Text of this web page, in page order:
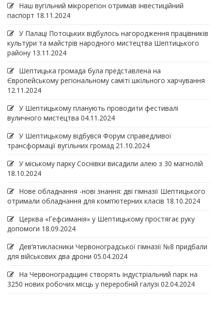
Наш вугільний мікрорегіон отримав інвеcтиційний
паспорт 18.11.2024
У Палаці Потоцьких відбулось нагородження працівників
культури та майстрів народного мистецтва Шептицького
району 13.11.2024
Шептицька громада була представлена на
Європейському регіональному саміті шкільного харчування
12.11.2024
У Шептицькому планують проводити фестивалі
вуличного мистецтва 04.11.2024
У Шептицькому відбувся Форум справедливої
трансформації вугільних громад 21.10.2024
У міському парку Соснівки висадили алею з 30 магнолій
18.10.2024
Нове обладнання -нові знання: дві гімназії Шептицького
отримали обладнання для комп’ютерних класів 18.10.2024
Церква «Гефсиманія» у Шептицькому простягає руку
допомоги 18.09.2024
Дев‘ятикласники Червоноградської гімназії №8 придбали
для військових два дрони 05.04.2024
На Червоноградщині створять індустріальний парк на
3250 нових робочих місць у переробній галузі 02.04.2024